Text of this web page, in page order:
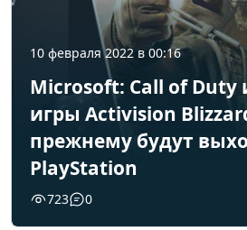
10 февраля 2022 в 00:16
Microsoft: Call of Duty
игры Activision
прежнему будут
PlayStation
723 0